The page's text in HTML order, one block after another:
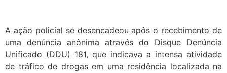
A ação policial se desencadeou após o recebimento de
uma denúncia anônima através do Disque Denúncia
Unificado (DDU) 181, que indicava a intensa atividade
de tráfico de drogas em uma residência localizada na